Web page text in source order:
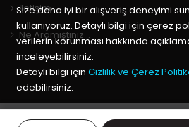
İletişim
Ne Aramıştınız…
Copyright © 2020 Keyif Bebesi | Kids &
Size daha iyi bir alışveriş deneyimi
kullanıyoruz. Detaylı bilgi için çerez
verilerin korunması hakkında
inceleyebilirsiniz.
Detaylı bilgi için Gizlilik ve Çerez
edebilirsiniz.